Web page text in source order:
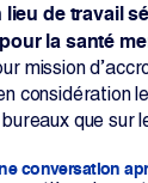
de travail
la santé
mission
considération
que sur
conversation